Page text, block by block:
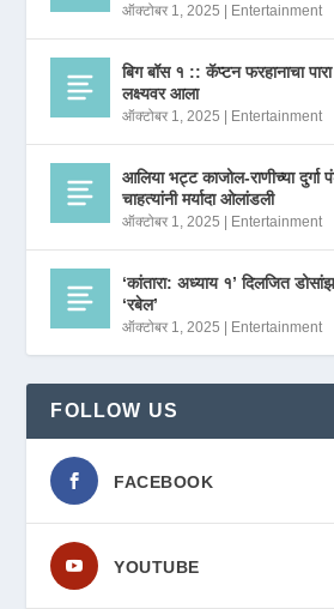
ऑक्टोबर 1, 2025 Entertainment
बिग बॉस १ :: कॅप्टन फरहानाचा
लक्ष्यवर आला
ऑक्टोबर 1, 2025 Entertainment
आलिया भट्ट काजोल-राणीच्या दुर्गा
चाहत्यांनी मर्यादा ओलांडली
ऑक्टोबर 1, 2025 Entertainment
‘कांतारा: अध्याय १’ दिलजित
‘रबेल’
ऑक्टोबर 1, 2025 Entertainment
FOLLOW US
FACEBOOK
YOUTUBE